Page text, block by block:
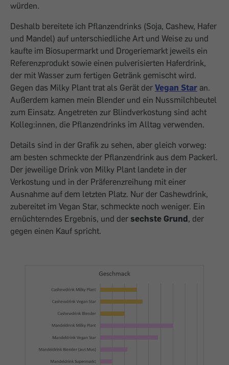
würden.
Deshalb bereitete ich Pflanzendrinks (Soja, Cashew, Hafer
und Mandel) auf unterschiedliche Art und Weise zu und
kaufte im Biosupermarkt und Drogeriemarkt jeweils ein
Referenzprodukt sowie einen pulverisierten Haferdrink,
der mit Wasser zum fertigen Getränk gemischt wird.
Gegen das Milky Plant trat als Gerät der Vegan Star an.
Außerdem kamen mein Blender und ein Nussmilchbeutel
zum Einsatz. Angetreten zur Blindverkostung sind acht
Kolleg:innen, die Pflanzendrinks im Alltag verwenden.
Details sind in der Grafik zu sehen, aber gleich vorweg:
am besten schmeckte der Pflanzendrink aus dem Packerl.
Der jeweilige Drink von Milky Plant landete in der
Verkostung und in der Präferenzreihung mit einer
Ausnahme auf dem letzten Platz. Nur der Cashewdrink,
zubereitet im Vegan Star, schmeckte noch weniger. Ein
ernüchterndes Ergebnis, und der sechste Grund, der
gegen einen Kauf spricht.